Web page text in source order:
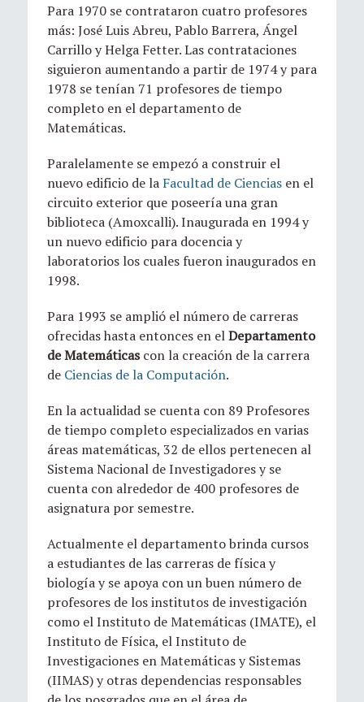
Para 1970 se contrataron cuatro profesores
más: José Luis Abreu, Pablo Barrera, Ángel
Carrillo y Helga Fetter. Las contrataciones
siguieron aumentando a partir de 1974 y para
1978 se tenían 71 profesores de tiempo
completo en el departamento de
Matemáticas.
Paralelamente se empezó a construir el
nuevo edificio de la Facultad de Ciencias en el
circuito exterior que poseería una gran
biblioteca (Amoxcalli). Inaugurada en 1994 y
un nuevo edificio para docencia y
laboratorios los cuales fueron inaugurados en
1998.
Para 1993 se amplió el número de carreras
ofrecidas hasta entonces en elDepartamento
de Matemáticascon la creación de la carrera
de Ciencias de la Computación.
En la actualidad se cuenta con 89 Profesores
de tiempo completo especializados en varias
áreas matemáticas, 32 de ellos pertenecen al
Sistema Nacional de Investigadores y se
cuenta con alrededor de 400 profesores de
asignatura por semestre.
Actualmente el departamento brinda cursos
a estudiantes de las carreras de física y
biología y se apoya con un buen número de
profesores de los institutos de investigación
como el Instituto de Matemáticas (IMATE), el
Instituto de Física, el Instituto de
Investigaciones en Matemáticas y Sistemas
(IIMAS) y otras dependencias responsables